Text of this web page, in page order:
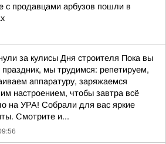
с продавцами арбузов пошли в
за кулисы Дня строителя Пока вы
мы трудимся: репетируем,
аппаратуру, заряжаемся
настроением, чтобы завтра всё
на УРА! Собрали для вас яркие
Смотрите и...